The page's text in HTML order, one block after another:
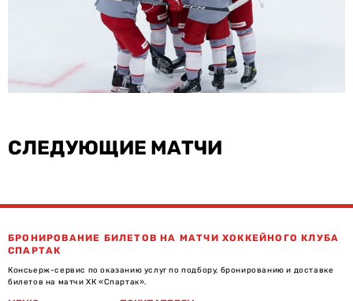
СЛЕДУЮЩИЕ МАТЧИ
БРОНИРОВАНИЕ БИЛЕТОВ НА МАТЧИ ХОККЕЙНОГО КЛУБА
СПАРТАК
Консьерж-сервис по оказанию услуг по подбору, бронированию и доставке
билетов на матчи ХК «Спартак».